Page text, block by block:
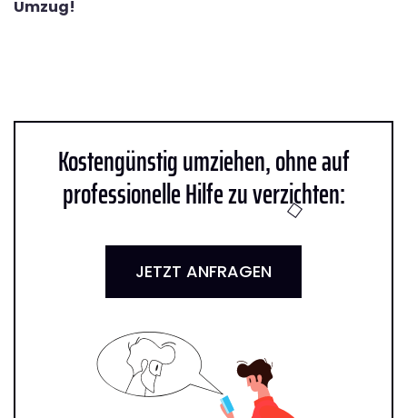
Umzug!
Kostengünstig umziehen, ohne auf
professionelle Hilfe zu verzichten:
JETZT ANFRAGEN